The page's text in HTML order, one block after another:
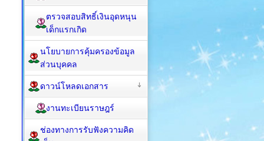
ตรวจสอบสิทธิ์เงินอุดหนุน
เด็กแรกเกิด
นโยบายการคุ้มครองข้อมูล
ส่วนบุคคล
ดาวน์โหลดเอกสาร
งานทะเบียนราษฎร์
ช่องทางการรับฟังความคิด